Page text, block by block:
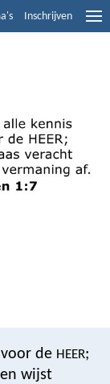
Inschrijven
de HEER;
wijst